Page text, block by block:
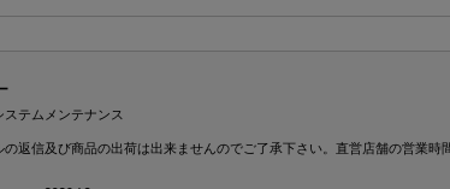
ステムメンテナンス
の返信及び商品の出荷は出来ませんのでご了承下さい。直営店舗の営業時